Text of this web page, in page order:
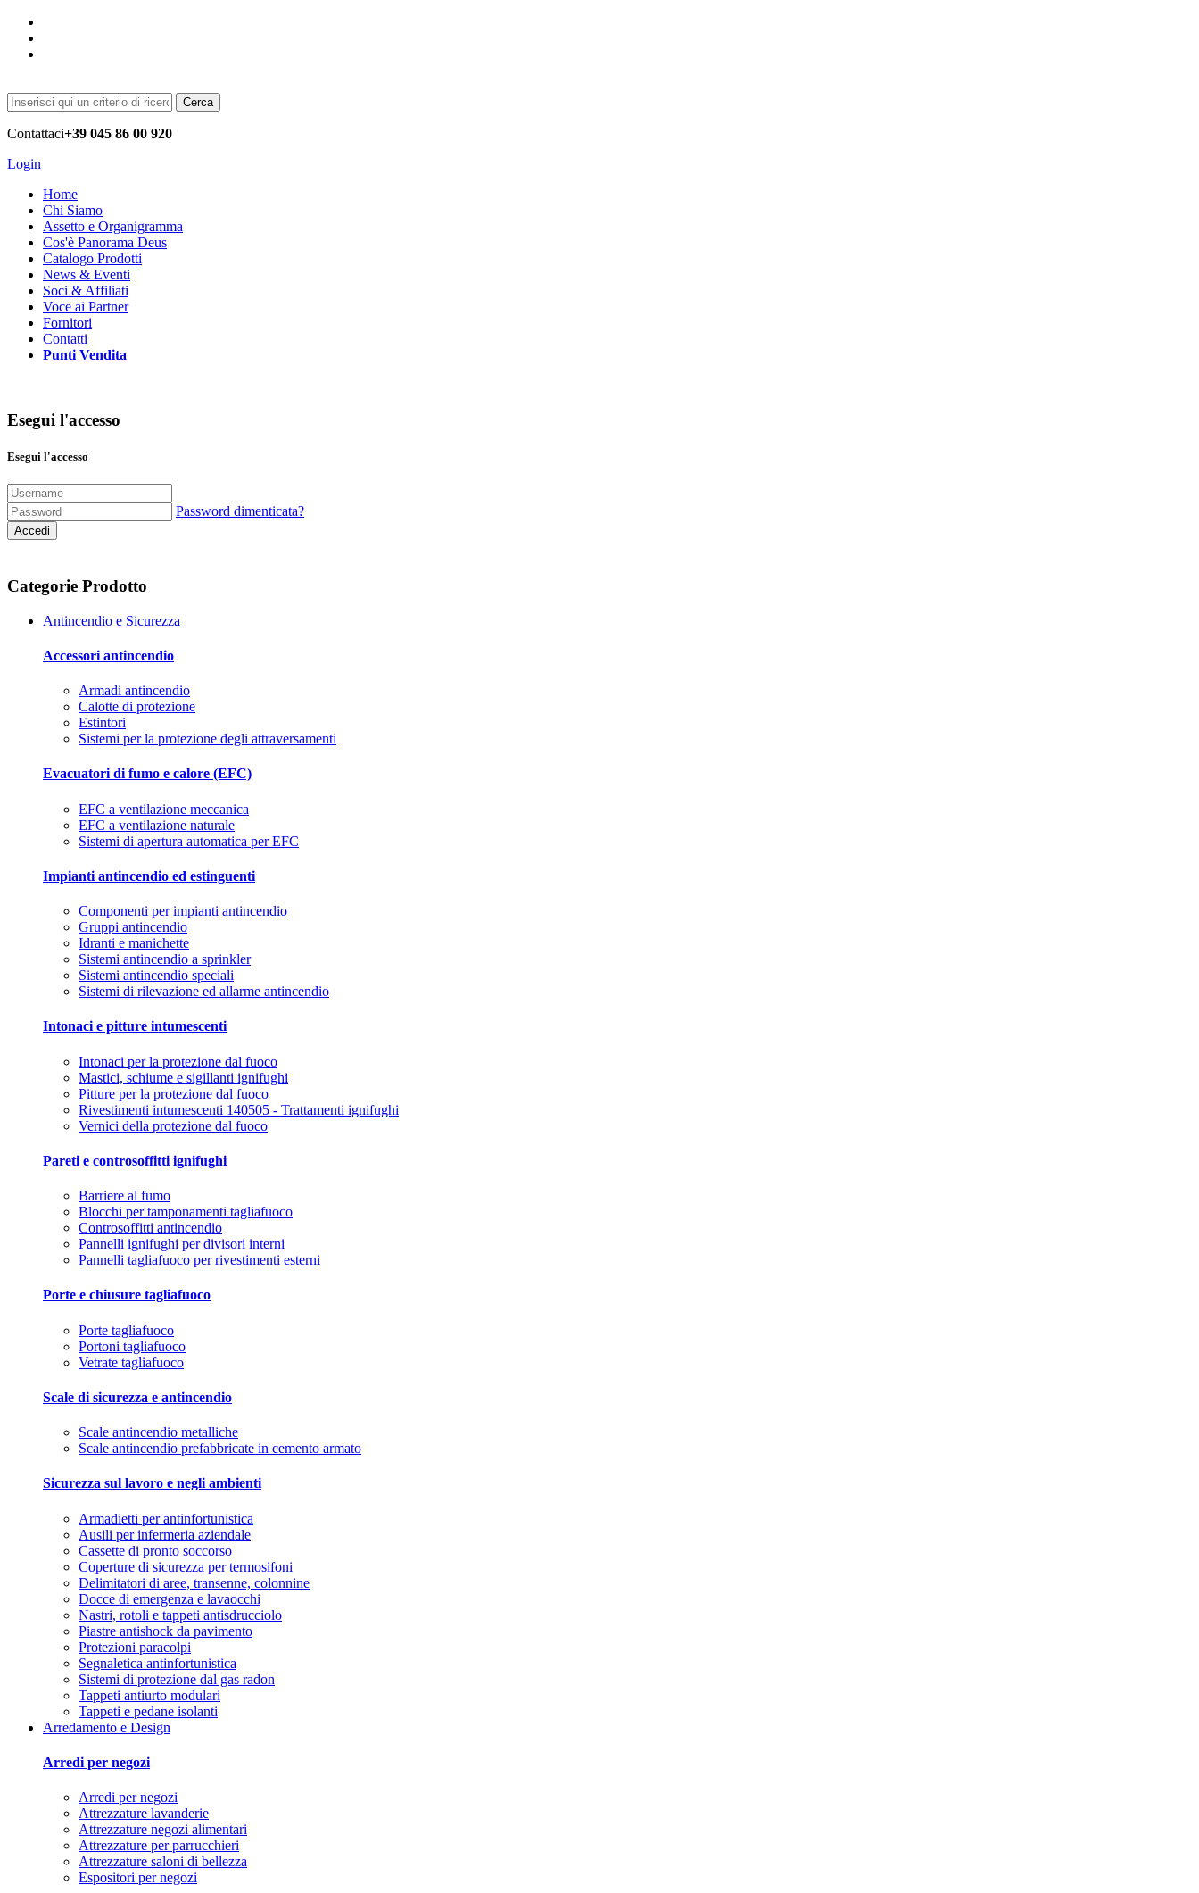
Cerca
Contattaci+39 045 86 00 920
Login
Home
Chi Siamo
Assetto e Organigramma
Cos'è Panorama Deus
Catalogo Prodotti
News & Eventi
Soci & Affiliati
Voce ai Partner
Fornitori
Contatti
Punti Vendita
Esegui l'accesso
Esegui l'accesso
Password dimenticata?
Accedi
Categorie Prodotto
Antincendio e Sicurezza
Accessori antincendio
Armadi antincendio
Calotte di protezione
Estintori
Sistemi per la protezione degli attraversamenti
Evacuatori di fumo e calore (EFC)
EFC a ventilazione meccanica
EFC a ventilazione naturale
Sistemi di apertura automatica per EFC
Impianti antincendio ed estinguenti
Componenti per impianti antincendio
Gruppi antincendio
Idranti e manichette
Sistemi antincendio a sprinkler
Sistemi antincendio speciali
Sistemi di rilevazione ed allarme antincendio
Intonaci e pitture intumescenti
Intonaci per la protezione dal fuoco
Mastici, schiume e sigillanti ignifughi
Pitture per la protezione dal fuoco
Rivestimenti intumescenti 140505 - Trattamenti ignifughi
Vernici della protezione dal fuoco
Pareti e controsoffitti ignifughi
Barriere al fumo
Blocchi per tamponamenti tagliafuoco
Controsoffitti antincendio
Pannelli ignifughi per divisori interni
Pannelli tagliafuoco per rivestimenti esterni
Porte e chiusure tagliafuoco
Porte tagliafuoco
Portoni tagliafuoco
Vetrate tagliafuoco
Scale di sicurezza e antincendio
Scale antincendio metalliche
Scale antincendio prefabbricate in cemento armato
Sicurezza sul lavoro e negli ambienti
Armadietti per antinfortunistica
Ausili per infermeria aziendale
Cassette di pronto soccorso
Coperture di sicurezza per termosifoni
Delimitatori di aree, transenne, colonnine
Docce di emergenza e lavaocchi
Nastri, rotoli e tappeti antisdrucciolo
Piastre antishock da pavimento
Protezioni paracolpi
Segnaletica antinfortunistica
Sistemi di protezione dal gas radon
Tappeti antiurto modulari
Tappeti e pedane isolanti
Arredamento e Design
Arredi per negozi
Arredi per negozi
Attrezzature lavanderie
Attrezzature negozi alimentari
Attrezzature per parrucchieri
Attrezzature saloni di bellezza
Espositori per negozi